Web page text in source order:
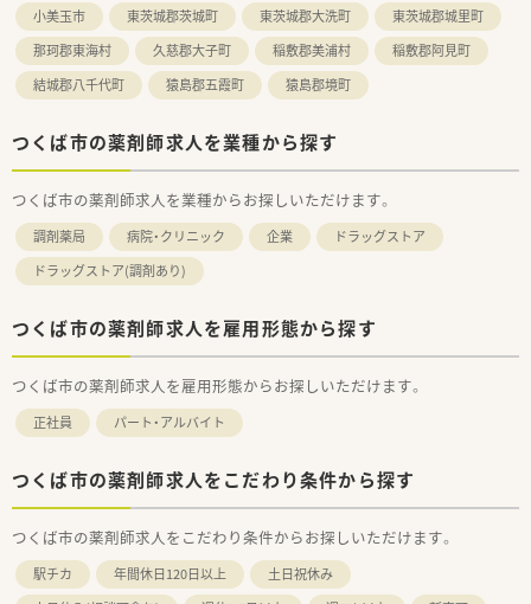
小美玉市
東茨城郡茨城町 東茨城郡大洗町
東茨城郡城里町
那珂郡東海村
久慈郡大子町 稲敷郡美浦村
稲敷郡阿見町
結城郡八千代町
猿島郡五霞町 猿島郡境町
つくば市の薬剤師求人を業種から探す
つくば市の薬剤師求人を業種からお探しいただけます。
調剤薬局 病院・クリニック 企業
ドラッグストア
ドラッグストア(調剤あり)
つくば市の薬剤師求人を雇用形態から探す
つくば市の薬剤師求人を雇用形態からお探しいただけます。
正社員 パート・アルバイト
つくば市の薬剤師求人をこだわり条件から探す
つくば市の薬剤師求人をこだわり条件からお探しいただけます。
駅チカ 年間休日120日以上
土日祝休み